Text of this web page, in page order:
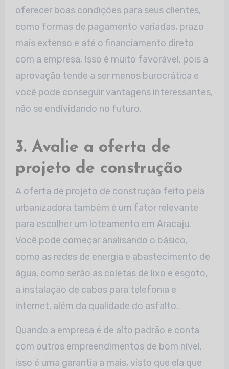
oferecer boas condições para seus clientes,
como formas de pagamento variadas, prazo
mais extenso e até o financiamento direto
com a empresa. Isso é muito favorável, pois a
aprovação tende a ser menos burocrática e
você pode conseguir vantagens interessantes,
não se endividando no futuro.
3. Avalie a oferta de
projeto de construção
A oferta de projeto de construção feito pela
urbanizadora também é um fator relevante
para escolher um loteamento em Aracaju.
Você pode começar analisando o básico,
como as redes de energia e abastecimento de
água, como serão as coletas de lixo e esgoto,
a instalação de cabos para telefonia e
internet, além da qualidade do asfalto.
Quando a empresa é de alto padrão e conta
com outros empreendimentos de bom nível,
isso é uma garantia a mais, visto que ela que